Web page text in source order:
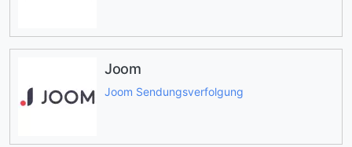
Joom
Joom Sendungsverfolgung